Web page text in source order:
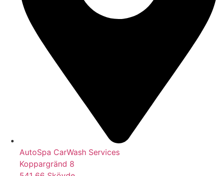
AutoSpa CarWash Services
Koppargränd 8